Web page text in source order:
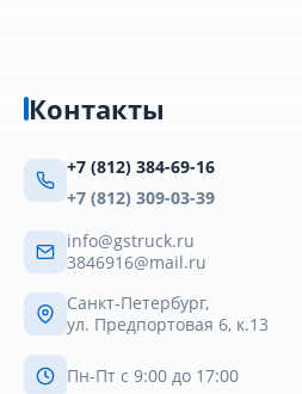
Контакты
+7 (812) 384-69-16
+7 (812) 309-03-39
info@gstruck.ru
3846916@mail.ru
Санкт-Петербург,
ул. Предпортовая 6, к.13
Пн-Пт с 9:00 до 17:00